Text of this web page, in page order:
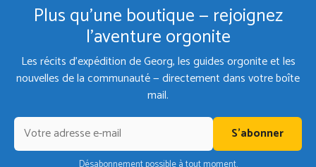
Plus qu'une boutique — rejoignez
l'aventure orgonite
Les récits d'expédition de Georg, les guides orgonite et les
nouvelles de la communauté — directement dans votre boîte
mail.
S'abonner